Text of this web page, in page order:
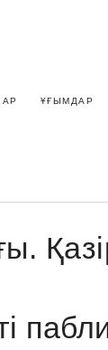
ҰҒЫМДАР